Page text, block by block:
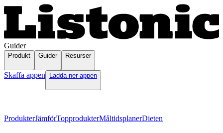
Guider
Produkt Guider Resurser
Skaffa appen Ladda ner appen
ProdukterJämförTopprodukterMåltidsplanerDieten